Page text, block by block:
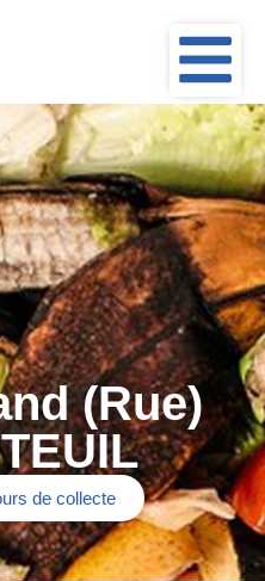
de collecte
(Rue)